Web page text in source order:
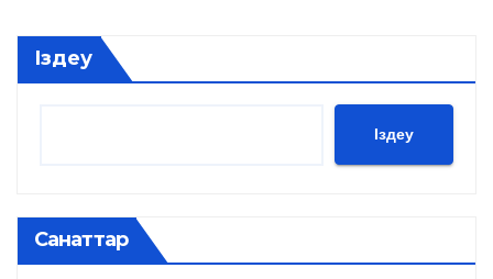
Іздеу
Іздеу
Санаттар